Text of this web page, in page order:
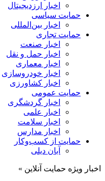
اخبار ارزدیجیتال
حمایت سیاسی
اخبار بین‌المللی
حمایت تجاری
اخبار صنعت
اخبار حمل و نقل
اخبار معماری
اخبار خودروسازی
اخبار کشاورزی
حمایت عمومی
اخبار گردشگری
اخبار علمی
اخبار سلامت
اخبار مدارس
حمایت از کسب‌وکار
آبان دیلی
اخبار ویژه حمایت آنلاین »